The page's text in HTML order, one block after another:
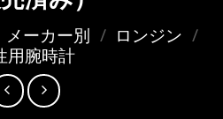
メーカー別 / ロンジン /
用腕時計